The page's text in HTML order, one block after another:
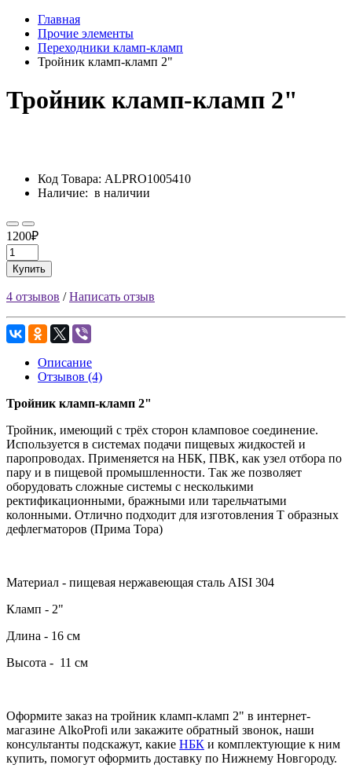
Главная
Прочие элементы
Переходники кламп-кламп
Тройник кламп-кламп 2"
Тройник кламп-кламп 2"
Код Товара: ALPRO1005410
Наличие: в наличии
1200₽
Купить
4 отзывов /Написать отзыв
Описание
Отзывов (4)
Тройник кламп-кламп 2"
Тройник, имеющий с трёх сторон кламповое соединение.
Используется в системах подачи пищевых жидкостей и
паропроводах. Применяется на НБК, ПВК, как узел отбора по
пару и в пищевой промышленности. Так же позволяет
оборудовать сложные системы с несколькими
ректификационными, бражными или тарельчатыми
колонными. Отлично подходит для изготовления Т образных
дефлегматоров (Прима Тора)
Материал - пищевая нержавеющая сталь AISI 304
Кламп - 2"
Длина - 16 см
Высота - 11 см
Оформите заказ на тройник кламп-кламп 2" в интернет-
магазине AlkoProfi или закажите обратный звонок, наши
консультанты подскажут, какие НБК и комплектующие к ним
купить, помогут оформить доставку по Нижнему Новгороду.